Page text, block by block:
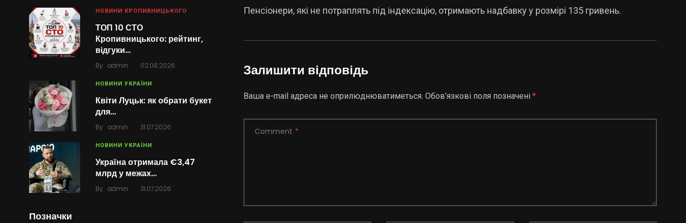
НОВИНИ КРОПИВНИЦЬКОГО
ТОП 10 СТО
Кропивницького: рейтинг,
відгуки…
By admin . 02.08.2026
НОВИНИ УКРАЇНИ
Квіти Луцьк: як обрати букет
для…
By admin . 31.07.2026
НОВИНИ УКРАЇНИ
Україна отримала €3,47
млрд у межах…
By admin . 31.07.2026
Позначки
Пенсіонери, які не потраплять під індексацію, отримають надбавку у розмірі 135 гривень.
Залишити відповідь
Ваша e-mail адреса не оприлюднюватиметься. Обов’язкові поля позначені *
Comment *